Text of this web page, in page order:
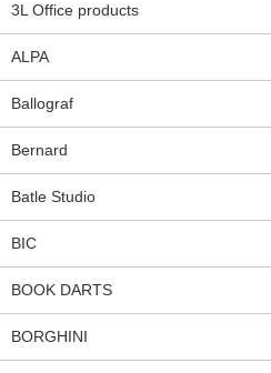
3L Office products
ALPA
Ballograf
Bernard
Batle Studio
BIC
BOOK DARTS
BORGHINI